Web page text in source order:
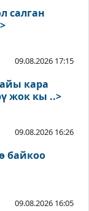
салган
09.08.2026 17:15
кара
жок кы ..>
09.08.2026 16:26
байкоо
09.08.2026 16:05